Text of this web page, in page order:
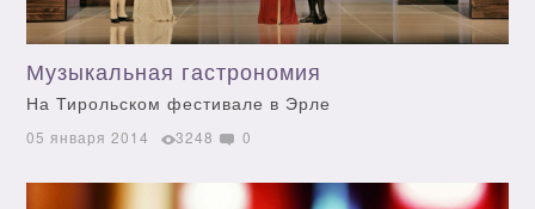
Музыкальная гастрономия
На Тирольском фестивале в Эрле
05 января 2014 3248 0